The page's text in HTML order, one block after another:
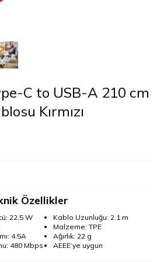
C to USB-A 210 cm
Kırmızı
Özellikler
22,5 W
4.5A
480 Mbps
Kablo Uzunluğu: 2.1 m
Malzeme: TPE
Ağırlık: 22 g
AEEE’ye uygun